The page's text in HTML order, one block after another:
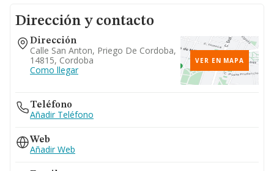
Dirección y contacto
Dirección
Calle San Anton, Priego De Cordoba,
14815, Cordoba
Como llegar
VER EN MAPA
Teléfono
Añadir Teléfono
Web
Añadir Web